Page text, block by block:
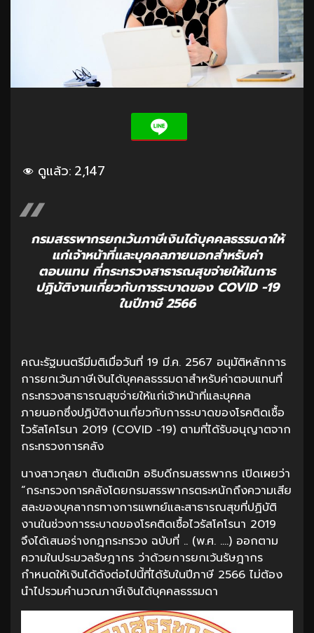
ดูแล้ว: 2,147
กรมสรรพากรยกเว้นภาษีเงินได้บุคคลธรรมดาให้
แก่เจ้าหน้าที่และบุคคลภายนอกสำหรับค่า
ตอบแทน ที่กระทรวงสาธารณสุขจ่ายให้ในการ
ปฏิบัติงานเกี่ยวกับการระบาดของ COVID -19
ในปีภาษี 2566
คณะรัฐมนตรีมีมติเมื่อวันที่ 19 มี.ค. 2567 อนุมัติหลักการ
การยกเว้นภาษีเงินได้บุคคลธรรมดาสำหรับค่าตอบแทนที่
กระทรวงสาธารณสุขจ่ายให้แก่เจ้าหน้าที่และบุคคล
ภายนอกซึ่งปฏิบัติงานเกี่ยวกับการระบาดของโรคติดเชื้อ
ไวรัสโคโรนา 2019 (COVID -19) ตามที่ได้รับอนุญาตจาก
กระทรวงการคลัง
นางสาวกุลยา ตันติเตมิท อธิบดีกรมสรรพากร เปิดเผยว่า
“กระทรวงการคลังโดยกรมสรรพากรตระหนักถึงความเสีย
สละของบุคลากรทางการแพทย์และสาธารณสุขที่ปฏิบัติ
งานในช่วงการระบาดของโรคติดเชื้อไวรัสโคโรนา 2019
จึงได้เสนอร่างกฎกระทรวง ฉบับที่ .. (พ.ศ. ….) ออกตาม
ความในประมวลรัษฎากร ว่าด้วยการยกเว้นรัษฎากร
กำหนดให้เงินได้ดังต่อไปนี้ที่ได้รับในปีภาษี 2566 ไม่ต้อง
นำไปรวมคำนวณภาษีเงินได้บุคคลธรรมดา